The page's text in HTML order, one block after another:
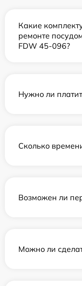
Какие
ремонте
FDW 45-096?
Нужно ли
Сколько
Возможен ли
Можно ли